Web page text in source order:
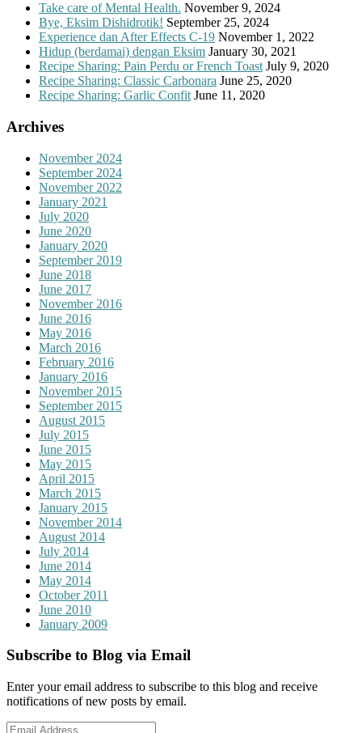
Take care of Mental Health. November 9, 2024
Bye, Eksim Dishidrotik! September 25, 2024
Experience dan After Effects C-19 November 1, 2022
Hidup (berdamai) dengan Eksim January 30, 2021
Recipe Sharing: Pain Perdu or French Toast July 9, 2020
Recipe Sharing: Classic Carbonara June 25, 2020
Recipe Sharing: Garlic Confit June 11, 2020
Archives
November 2024
September 2024
November 2022
January 2021
July 2020
June 2020
January 2020
September 2019
June 2018
June 2017
November 2016
June 2016
May 2016
March 2016
February 2016
January 2016
November 2015
September 2015
August 2015
July 2015
June 2015
May 2015
April 2015
March 2015
January 2015
November 2014
August 2014
July 2014
June 2014
May 2014
October 2011
June 2010
January 2009
Subscribe to Blog via Email
Enter your email address to subscribe to this blog and receive
notifications of new posts by email.
Email